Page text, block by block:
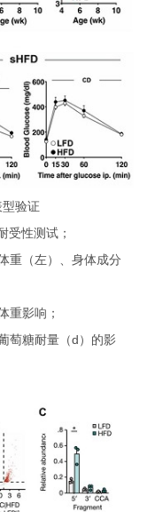
验证
受性测试；
重（左）、身体成分
重影响；
萄糖耐量（d）的影